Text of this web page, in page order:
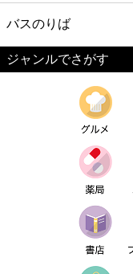
バスのりば
ジャンルでさがす